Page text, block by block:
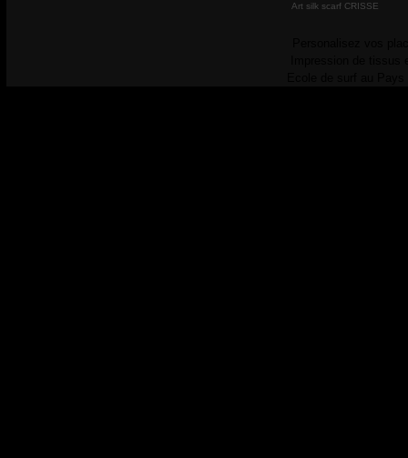
Art silk scarf CRISSE